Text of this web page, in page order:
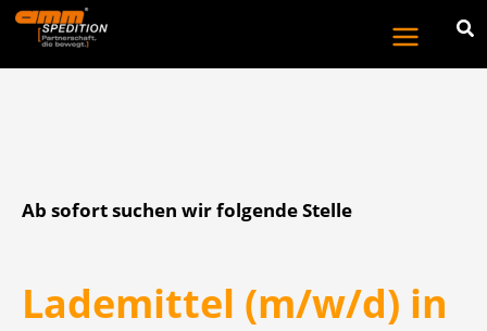
Zum
Inhalt
Ab sofort suchen wir folgende Stelle
Lademittel (m/w/d) in